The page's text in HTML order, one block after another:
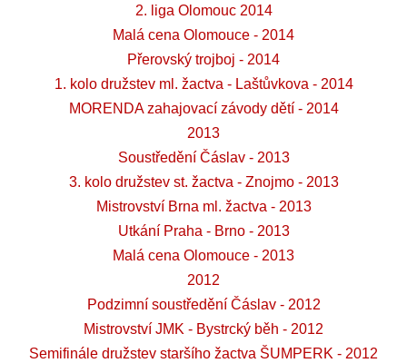
2. liga Olomouc 2014
Malá cena Olomouce - 2014
Přerovský trojboj - 2014
1. kolo družstev ml. žactva - Laštůvkova - 2014
MORENDA zahajovací závody dětí - 2014
2013
Soustředění Čáslav - 2013
3. kolo družstev st. žactva - Znojmo - 2013
Mistrovství Brna ml. žactva - 2013
Utkání Praha - Brno - 2013
Malá cena Olomouce - 2013
2012
Podzimní soustředění Čáslav - 2012
Mistrovství JMK - Bystrcký běh - 2012
Semifinále družstev staršího žactva ŠUMPERK - 2012